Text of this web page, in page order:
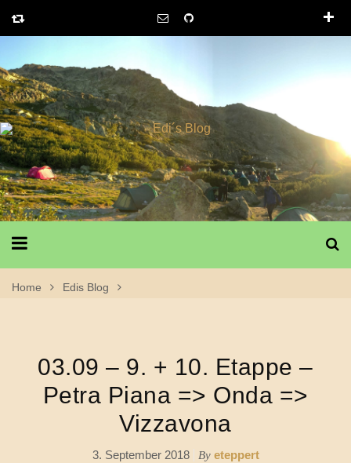
Home
Edis Blog
03.09 – 9. + 10. Etappe –
Petra Piana => Onda =>
Vizzavona
3. September 2018 By eteppert